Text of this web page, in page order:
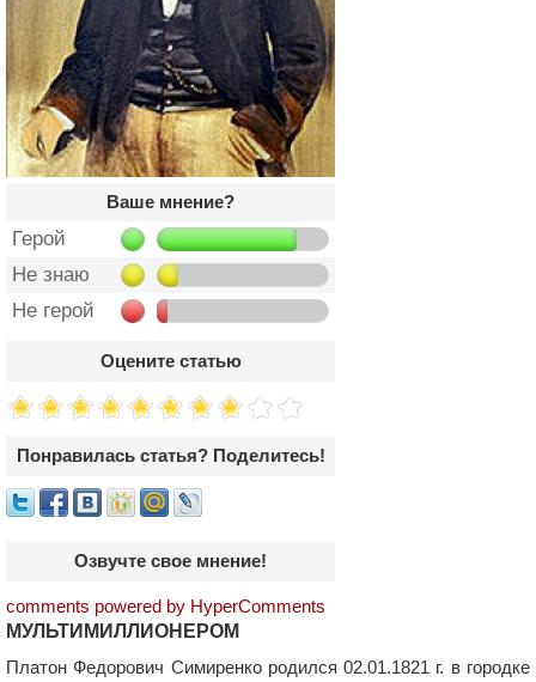
Ваше мнение?
Герой
Не знаю
Не герой
Оцените статью
Понравилась статья? Поделитесь!
Озвучте свое мнение!
comments powered by HyperComments
МУЛЬТИМИЛЛИОНЕРОМ
Платон Федорович Симиренко родился 02.01.1821 г. в городке